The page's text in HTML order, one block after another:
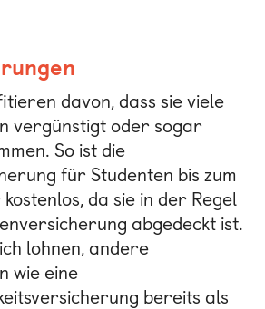
davon, dass sie viele
vergünstigt oder sogar
So ist die
für Studenten bis zum
da sie in der Regel
abgedeckt ist.
lohnen, andere
wie eine
bereits als